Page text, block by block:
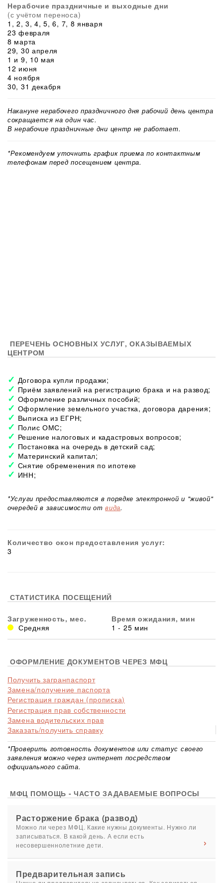
Нерабочие праздничные и выходные дни
(с учётом переноса)
1, 2, 3, 4, 5, 6, 7, 8 января
23 февраля
8 марта
29, 30 апреля
1 и 9, 10 мая
12 июня
4 ноября
30, 31 декабря
Накануне нерабочего праздничного дня рабочий день центра
сокращается на один час.
В нерабочие праздничные дни центр не работает.
*Рекомендуем уточнить график приема по контактным
телефонам перед посещением центра.
ПЕРЕЧЕНЬ ОСНОВНЫХ УСЛУГ, ОКАЗЫВАЕМЫХ
ЦЕНТРОМ
Договора купли продажи;
Приём заявлений на регистрацию брака и на развод;
Оформление различных пособий;
Оформление земельного участка, договора дарения;
Выписка из ЕГРН;
Полис ОМС;
Решение налоговых и кадастровых вопросов;
Постановка на очередь в детский сад;
Материнский капитал;
Снятие обременения по ипотеке
ИНН;
*Услуги предоставляются в порядке электронной и "живой"
очередей в зависимости отвида.
Количество окон предоставления услуг:
3
СТАТИСТИКА ПОСЕЩЕНИЙ
Загруженность, мес.
Средняя
Время ожидания, мин
1 - 25 мин
ОФОРМЛЕНИЕ ДОКУМЕНТОВ ЧЕРЕЗ МФЦ
Получить загранпаспорт
Замена/получение паспорта
Регистрация граждан (прописка)
Регистрация прав собственности
Замена водительских прав
Заказать/получить справку
*Проверить готовность документов или статус своего
заявления можно через интернет посредством
официального сайта.
МФЦ ПОМОЩЬ - ЧАСТО ЗАДАВАЕМЫЕ ВОПРОСЫ
Расторжение брака (развод)
Можно ли через МФЦ. Какие нужны документы. Нужно ли
записываться. В какой день. А если есть
несовершеннолетние дети.
Предварительная запись